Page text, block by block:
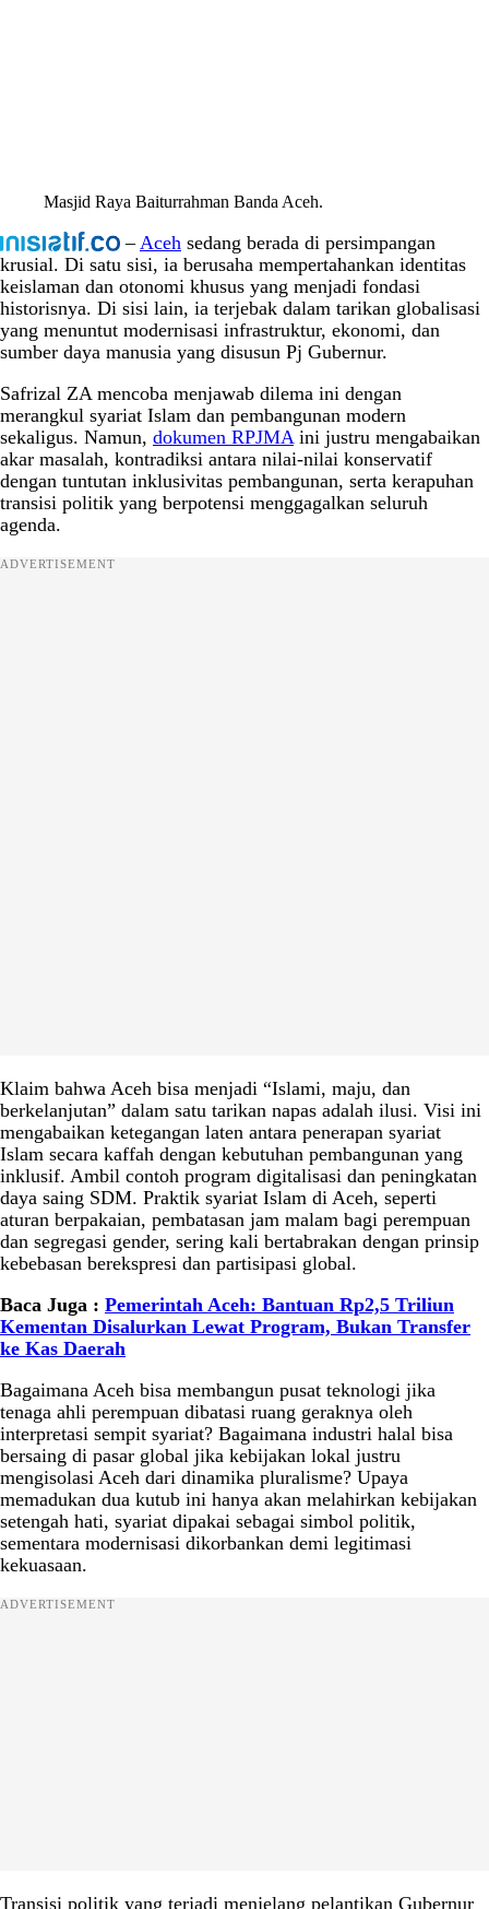
Masjid Raya Baiturrahman Banda Aceh.
– Aceh sedang berada di persimpangan
krusial. Di satu sisi, ia berusaha mempertahankan identitas
keislaman dan otonomi khusus yang menjadi fondasi
historisnya. Di sisi lain, ia terjebak dalam tarikan globalisasi
yang menuntut modernisasi infrastruktur, ekonomi, dan
sumber daya manusia yang disusun Pj Gubernur.
Safrizal ZA mencoba menjawab dilema ini dengan
merangkul syariat Islam dan pembangunan modern
sekaligus. Namun, dokumen RPJMA ini justru mengabaikan
akar masalah, kontradiksi antara nilai-nilai konservatif
dengan tuntutan inklusivitas pembangunan, serta kerapuhan
transisi politik yang berpotensi menggagalkan seluruh
agenda.
ADVERTISEMENT
Klaim bahwa Aceh bisa menjadi “Islami, maju, dan
berkelanjutan” dalam satu tarikan napas adalah ilusi. Visi ini
mengabaikan ketegangan laten antara penerapan syariat
Islam secara kaffah dengan kebutuhan pembangunan yang
inklusif. Ambil contoh program digitalisasi dan peningkatan
daya saing SDM. Praktik syariat Islam di Aceh, seperti
aturan berpakaian, pembatasan jam malam bagi perempuan
dan segregasi gender, sering kali bertabrakan dengan prinsip
kebebasan berekspresi dan partisipasi global.
Baca Juga : Pemerintah Aceh: Bantuan Rp2,5 Triliun
Kementan Disalurkan Lewat Program, Bukan Transfer
ke Kas Daerah
Bagaimana Aceh bisa membangun pusat teknologi jika
tenaga ahli perempuan dibatasi ruang geraknya oleh
interpretasi sempit syariat? Bagaimana industri halal bisa
bersaing di pasar global jika kebijakan lokal justru
mengisolasi Aceh dari dinamika pluralisme? Upaya
memadukan dua kutub ini hanya akan melahirkan kebijakan
setengah hati, syariat dipakai sebagai simbol politik,
sementara modernisasi dikorbankan demi legitimasi
kekuasaan.
ADVERTISEMENT
Transisi politik yang terjadi menjelang pelantikan Gubernur